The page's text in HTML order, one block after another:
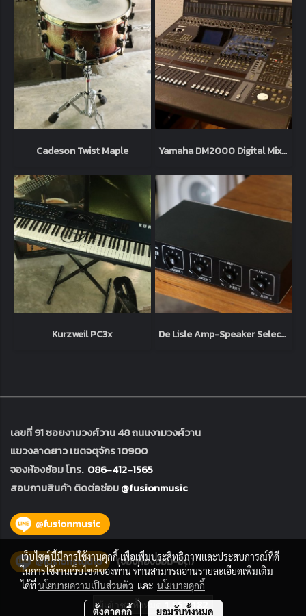
Cadeson Twist Maple Yamaha DM2000 Digital Mixer
Kurzweil PC3x De Lisle Amp-Speaker Selector V1
เลขที่ 91 ซอยงามวงศ์วาน 48 ถนนงามวงศ์วาน
แขวงลาดยาว เขตจตุจักร 10900
จองห้องซ้อม โทร. 086-412-1565
สอบถามสินค้า ติดต่อซ่อม@fusionmusic
ผู้เข้าชมวันนี้ 3,286
เว็บไซต์นี้มีการใช้งานคุกกี้ เพื่อเพิ่มประสิทธิภาพและประสบการณ์ที่ดี
ในการใช้งานเว็บไซต์ของท่าน ท่านสามารถอ่านรายละเอียดเพิ่มเติม
ได้ที่นโยบายความเป็นส่วนตัว และ นโยบายคุกกี้
ตั้งค่าคุกกี้ ยอมรับทั้งหมด